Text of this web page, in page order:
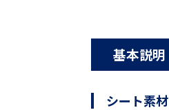
基本説明
シート素材